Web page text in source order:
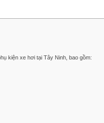
kiện xe hơi tại Tây Ninh, bao gồm: